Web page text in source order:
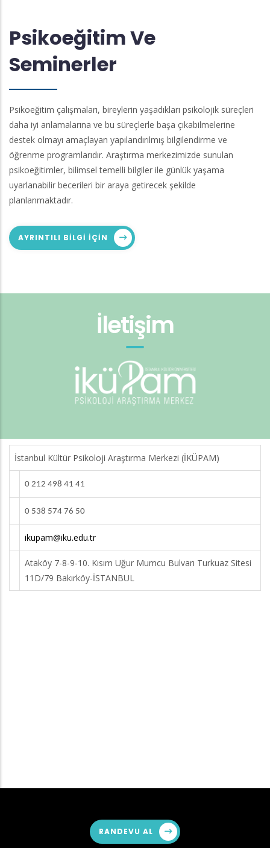
Psikoeğitim Ve
Seminerler
Psikoeğitim çalışmaları, bireylerin yaşadıkları psikolojik süreçleri
daha iyi anlamalarına ve bu süreçlerle başa çıkabilmelerine
destek olmayı amaçlayan yapılandırılmış bilgilendirme ve
öğrenme programlarıdır. Araştırma merkezimizde sunulan
psikoeğitimler, bilimsel temelli bilgiler ile günlük yaşama
uyarlanabilir becerileri bir araya getirecek şekilde
planlanmaktadır.
AYRINTILI BILGI IÇIN
İletişim
İstanbul Kültür Psikoloji Araştırma Merkezi (İKÜPAM)
0 212 498 41 41
0 538 574 76 50
ikupam@iku.edu.tr
Ataköy 7-8-9-10. Kısım Uğur Mumcu Bulvarı Turkuaz Sitesi
11D/79 Bakırköy-İSTANBUL
RANDEVU AL